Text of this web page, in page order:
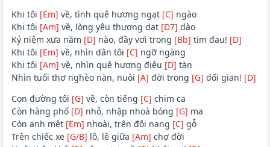
Khi tôi [Em] về, tình quê hương ngạt [C] ngào
Khi tôi [Am] về, lòng yêu thương dạt [D7] dào
Kỷ niệm xưa năm [D] nào, đầy vơi trong [Bb] tim đau! [D]
Khi tôi [Em] về, nhìn dân tôi [C] ngỡ ngàng
Khi tôi [Am] về, nhìn quê hương điêu [D] tàn
Nhìn tuổi thơ nghèo nàn, nuôi [A] đời trong [G] dối gian! [D]
Con đường tôi [G] về, còn tiếng [C] chim ca
Còn hàng phố [D] nhỏ, nhập nhoà bóng [G] ma
Còn anh mệt [Em] nhoài, trên đôi nạng [C] gỗ
Trên chiếc xe [G/B] lô, lê giữa [Am] chợ đời